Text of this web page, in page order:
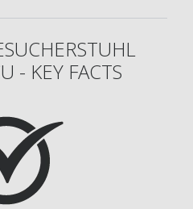
- KEY FACTS